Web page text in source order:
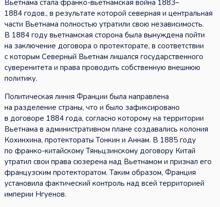
Вьетнама стала франко-вьетнамская война 1883–
1884 годов., в результате которой северная и центральная
части Вьетнама полностью утратили свою независимость.
В 1884 году вьетнамская сторона была вынуждена пойти
на заключение договора о протекторате, в соответствии
с которым Северный Вьетнам лишался государственного
суверенитета и права проводить собственную внешнюю
политику.
Политическая линия Франции была направлена
на разделение страны, что и было зафиксировано
в договоре 1884 года, согласно которому на территории
Вьетнама в административном плане создавались колония
Кохинхина, протектораты Тонкин и Аннам. В 1885 году
по франко-китайскому Тяньцзинскому договору Китай
утратил свои права сюзерена над Вьетнамом и признал его
французским протекторатом. Таким образом, Франция
установила фактический контроль над всей территорией
империи Нгуенов.